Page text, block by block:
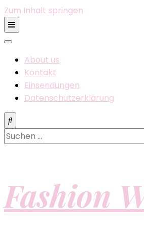
Zum Inhalt springen
About us
Kontakt
Einsendungen
Datenschutzerklärung
Suchen
nach:
Fashion